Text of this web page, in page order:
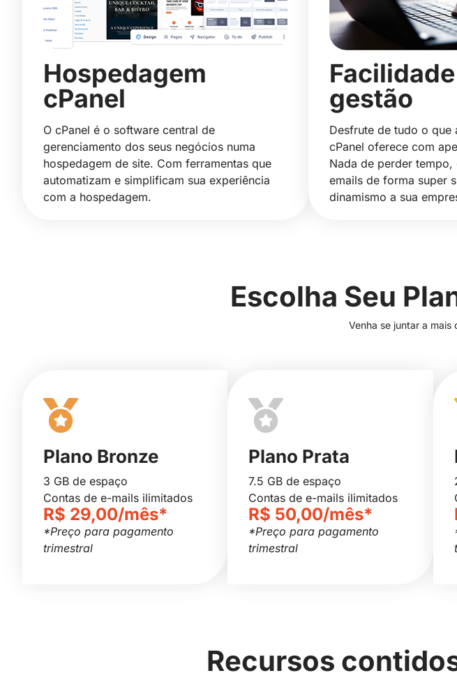
Hospedagem
cPanel
O cPanel é o software central de
gerenciamento dos seus negócios numa
hospedagem de site. Com ferramentas que
automatizam e simplificam sua experiência
com a hospedagem.
gestão
Desfrute de tudo o que
cPanel oferece com
Nada de perder
emails de forma super
dinamismo a sua
Escolha Seu
Venha se juntar a mais
Plano Bronze
3 GB de espaço
Contas de e-mails ilimitados
R$ 29,00/mês*
*Preço para pagamento
trimestral
Plano Prata
7.5 GB de espaço
Contas de e-mails ilimitados
R$ 50,00/mês*
*Preço para pagamento
trimestral
Recursos